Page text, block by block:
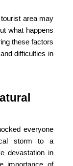
area may
what happens
these factors
difficulties in
everyone
storm to a
devastation in
importance of